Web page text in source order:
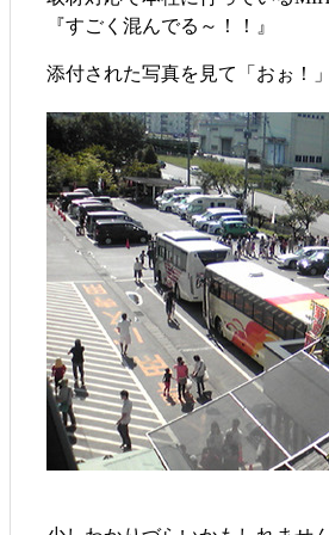
『すごく混んでる～！！』
添付された写真を見て「おぉ！